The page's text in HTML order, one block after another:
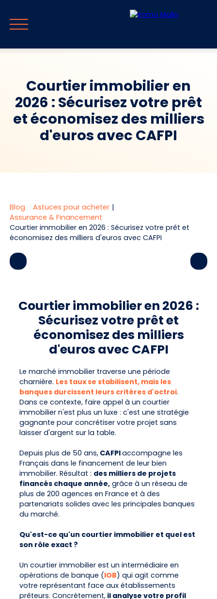
Accueil Vendre Acheter Guide & Blog
Estimer mon
Rappel
Courtier immobilier en
2026 : Sécurisez votre prêt
et économisez des milliers
d'euros avec CAFPI
Blog Astuces pour acheter |
Assurance & Financement
Courtier immobilier en 2026 : Sécurisez votre prêt et
économisez des milliers d'euros avec CAFPI
Courtier immobilier en 2026 :
Sécurisez votre prêt et
économisez des milliers
d'euros avec CAFPI
Le marché immobilier traverse une période
charnière. Les taux se stabilisent, mais les
banques durcissent leurs critères d'octroi.
Dans ce contexte, faire appel à un courtier
immobilier n'est plus un luxe : c'est une stratégie
gagnante pour concrétiser votre projet sans
laisser d'argent sur la table.
Depuis plus de 50 ans, CAFPIaccompagne les
Français dans le financement de leur bien
immobilier. Résultat : des milliers de projets
financés chaque année, grâce à un réseau de
plus de 200 agences en France et à des
partenariats solides avec les principales banques
du marché.
Qu'est-ce qu'un courtier immobilier et quel est
son rôle exact ?
Un courtier immobilier est un intermédiaire en
opérations de banque (IOB) qui agit comme
votre représentant face aux établissements
prêteurs. Concrètement, il analyse votre profil